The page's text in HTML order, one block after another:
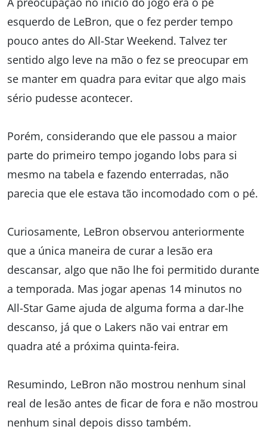
esquerdo de LeBron, que o fez perder tempo
pouco antes do All-Star Weekend. Talvez ter
sentido algo leve na mão o fez se preocupar em
se manter em quadra para evitar que algo mais
sério pudesse acontecer.
Porém, considerando que ele passou a maior
parte do primeiro tempo jogando lobs para si
mesmo na tabela e fazendo enterradas, não
parecia que ele estava tão incomodado com o pé.
Curiosamente, LeBron observou anteriormente
que a única maneira de curar a lesão era
descansar, algo que não lhe foi permitido durante
a temporada. Mas jogar apenas 14 minutos no
All-Star Game ajuda de alguma forma a dar-lhe
descanso, já que o Lakers não vai entrar em
quadra até a próxima quinta-feira.
Resumindo, LeBron não mostrou nenhum sinal
real de lesão antes de ficar de fora e não mostrou
nenhum sinal depois disso também.